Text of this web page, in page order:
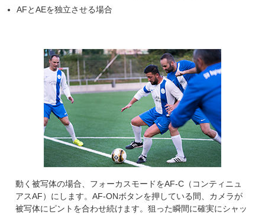
AFとAEを独立させる場合
動く被写体の場合、フォーカスモードをAF-C（コンティニュ
アスAF）にします。AF-ONボタンを押している間、カメラが
被写体にピントを合わせ続けます。狙った瞬間に確実にシャッ